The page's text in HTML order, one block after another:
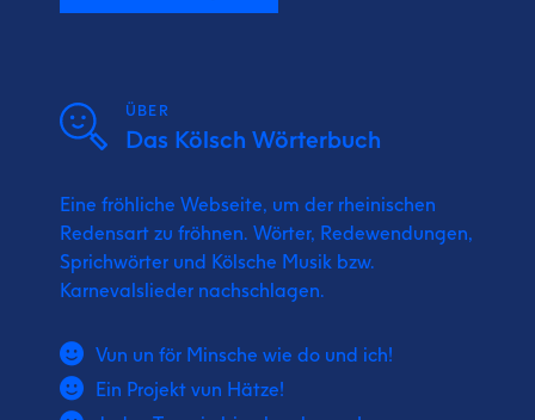
ÜBER
Das Kölsch Wörterbuch
Eine fröhliche Webseite, um der rheinischen
Redensart zu fröhnen. Wörter, Redewendungen,
Sprichwörter und Kölsche Musik bzw.
Karnevalslieder nachschlagen.
Vun un för Minsche wie do und ich!
Ein Projekt vun Hätze!